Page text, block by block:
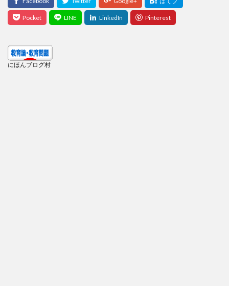
にほんブログ村